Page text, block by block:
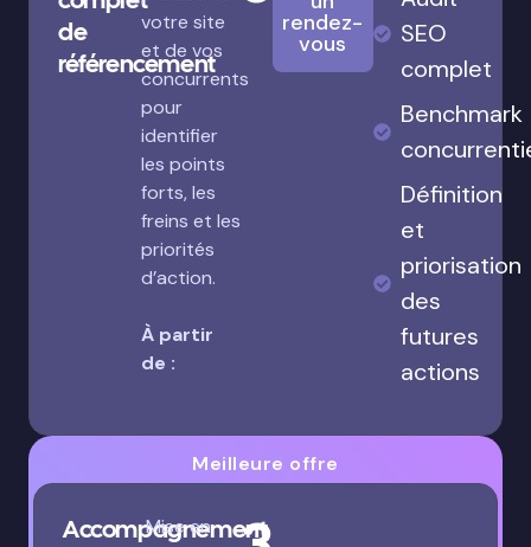
de
référencement
votre site
et de vos
concurrents
pour
identifier
les points
forts, les
freins et les
priorités
d’action.
À partir
de :
rendez-
vous
SEO
complet
Benchmark
Définition
et
priorisation
des
futures
actions
Meilleure offre
Accompagnement
Mise en